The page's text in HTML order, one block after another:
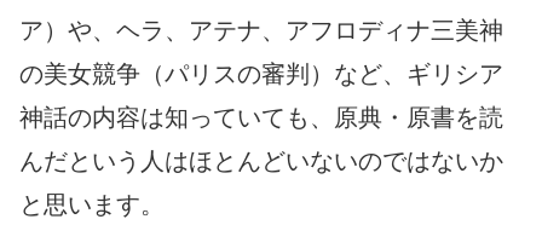
ア）や、ヘラ、アテナ、アフロディナ三美神
の美女競争（パリスの審判）など、ギリシア
神話の内容は知っていても、原典・原書を読
んだという人はほとんどいないのではないか
と思います。